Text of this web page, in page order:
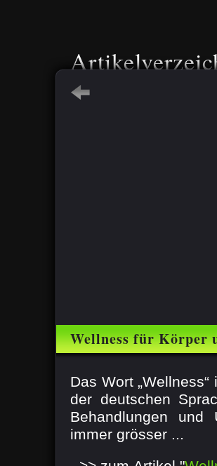
Wellness für Körper
Das Wort
der deutschen
Behandlungen
immer grösser ...